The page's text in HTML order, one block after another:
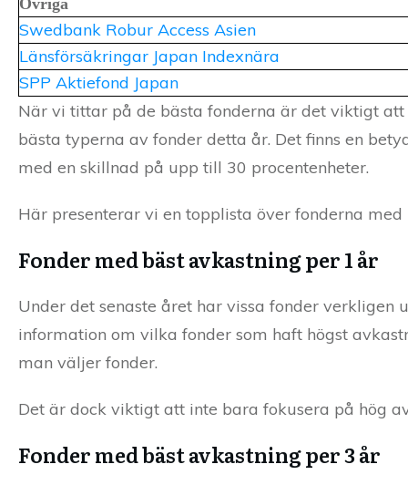
Övriga
Swedbank Robur Access Asien
Länsförsäkringar Japan Indexnära
SPP Aktiefond Japan
När vi tittar på de bästa fonderna är det viktigt
bästa typerna av fonder detta år. Det finns en
med en skillnad på upp till 30 procentenheter.
Här presenterar vi en topplista över fonderna
Fonder med bäst avkastning per 1 år
Under det senaste året har vissa fonder
information om vilka fonder som haft högst
man väljer fonder.
Det är dock viktigt att inte bara fokusera på hög
Fonder med bäst avkastning per 3 år